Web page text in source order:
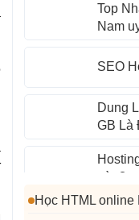
Top
Nam
SEO
Dung
GB Là
nào?
Học HTML